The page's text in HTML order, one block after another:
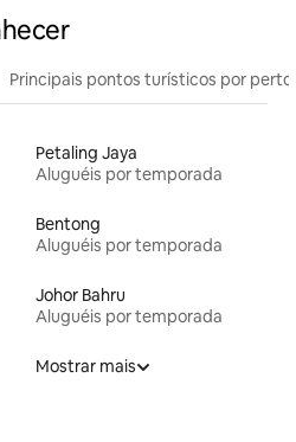
Principais pontos turísticos por perto
Petaling Jaya
Aluguéis por temporada
Bentong
Aluguéis por temporada
Johor Bahru
Aluguéis por temporada
Mostrar mais